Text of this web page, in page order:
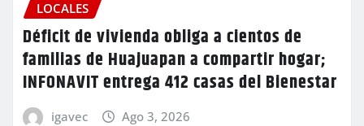
LOCALES
Déficit de vivienda obliga a cientos de
familias de Huajuapan a compartir hogar;
INFONAVIT entrega 412 casas del Bienestar
igavec Ago 3, 2026